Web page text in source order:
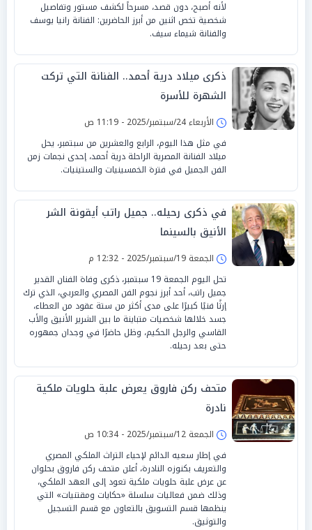
لأنه أصبح، دون قصد، مسرحاً لكشف مستور وتفاصيل
شخصية تخص اثنين من أبرز الحاضرين: الفنانة رانيا يوسف
والفنانة شيماء سيف.
ذكرى ميلاد درية أحمد.. الفنانة التي تركت
الشهرة للأسرة
الأربعاء 24/سبتمبر/2025 - 11:19 ص
في مثل هذا اليوم، الرابع والعشرين من سبتمبر، يحل
ميلاد الفنانة المصرية الراحلة درية أحمد، إحدى نجمات زمن
الفن الجميل في فترة الخمسينيات والستينيات.
في ذكرى رحيله.. جميل راتب أيقونة الشر
الأنيق بالسينما
الجمعة 19/سبتمبر/2025 - 12:32 م
تحل اليوم الجمعة 19 سبتمبر، ذكرى وفاة الفنان القدير
جميل راتب، أحد أبرز نجوم الفن المصري والعربي، الذي ترك
إرثًا فنيًا كبيرًا على مدى أكثر من ستة عقود من العطاء،
جسد خلالها شخصيات متباينة ما بين الشرير الأنيق والأب
القاسي والرجل الحكيم، وظل حاضرًا في وجدان جمهوره
حتى بعد رحيله.
متحف ركن فاروق يعرض علبة حلويات ملكية
نادرة
الجمعة 12/سبتمبر/2025 - 10:34 ص
في إطار سعيه الدائم لإحياء التراث الملكي المصري
والتعريف بكنوزه النادرة، أعلن متحف ركن فاروق بحلوان
عن عرض علبة حلويات ملكية تعود إلى العهد الملكي،
وذلك ضمن فعاليات سلسلة «حكايات ومقتنيات» التي
ينظمها قسم التسويق بالتعاون مع قسم التسجيل
والتوثيق.